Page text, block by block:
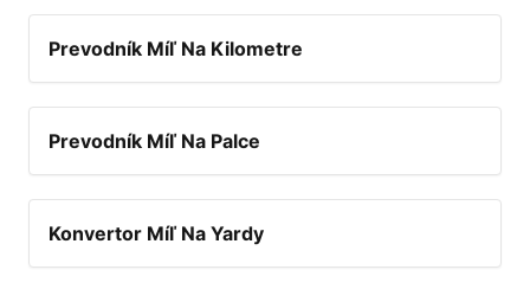
Prevodník Míľ Na Kilometre
Prevodník Míľ Na Palce
Konvertor Míľ Na Yardy